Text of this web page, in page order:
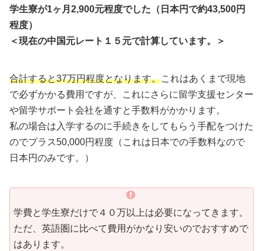
学生寮が1ヶ月2,900元程度でした（日本円で約43,500円
程度）
＜現在の中国元レート１５元で計算しています。＞
合計すると37万円程度となります。これはあくまで現地
で必ずかかる費用ですが、これにさらに留学支援センター
や留学サポート会社を通すと手数料がかかります。
私の場合は入学するのに手続きをしてもらう手配をつけた
のでプラス50,000円程度（これは日本での手数料なので
日本円のみです。）
学費と学生寮だけで４０万以上は必要になってきます。
ただ、英語圏に比べて費用がかなり安いのでおすすめで
はあります。